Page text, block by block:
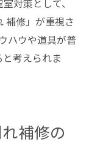
対策として、
補修」が重視さ
ハウや道具が普
考えられま
補修の